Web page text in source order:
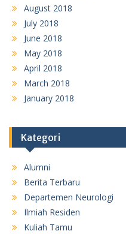
August 2018
July 2018
June 2018
May 2018
April 2018
March 2018
January 2018
Kategori
Alumni
Berita Terbaru
Departemen Neurologi
Ilmiah Residen
Kuliah Tamu